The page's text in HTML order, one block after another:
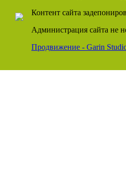
Контент сайта
Администрация сайта не
Продвижение - Garin